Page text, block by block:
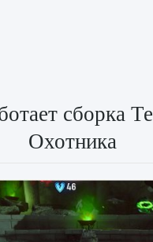
сборка
Охотника